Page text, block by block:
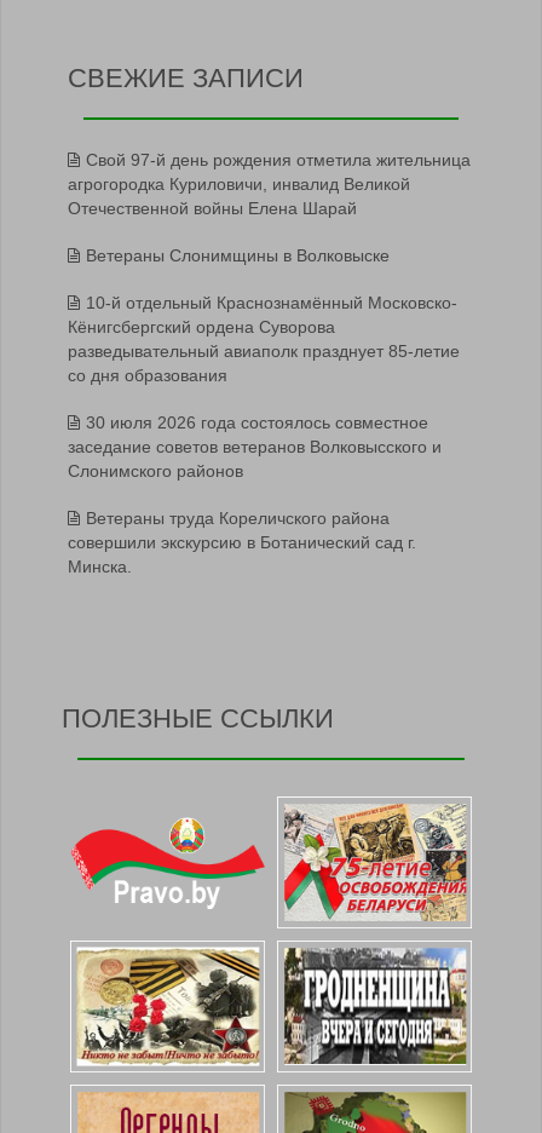
СВЕЖИЕ ЗАПИСИ
Свой 97-й день рождения отметила жительница
агрогородка Куриловичи, инвалид Великой
Отечественной войны Елена Шарай
Ветераны Слонимщины в Волковыске
10-й отдельный Краснознамённый Московско-
Кёнигсбергский ордена Суворова
разведывательный авиаполк празднует 85-летие
со дня образования
30 июля 2026 года состоялось совместное
заседание советов ветеранов Волковысского и
Слонимского районов
Ветераны труда Кореличского района
совершили экскурсию в Ботанический сад г.
Минска.
ПОЛЕЗНЫЕ ССЫЛКИ